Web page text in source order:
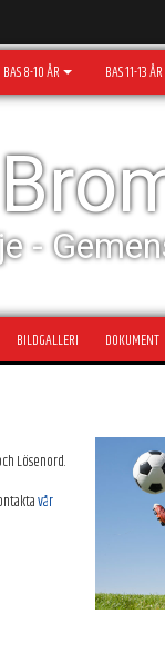
BAS 8-10 ÅR BAS 11-13 ÅR
-
BILDGALLERI DOKUMENT
Lösenord.
vår